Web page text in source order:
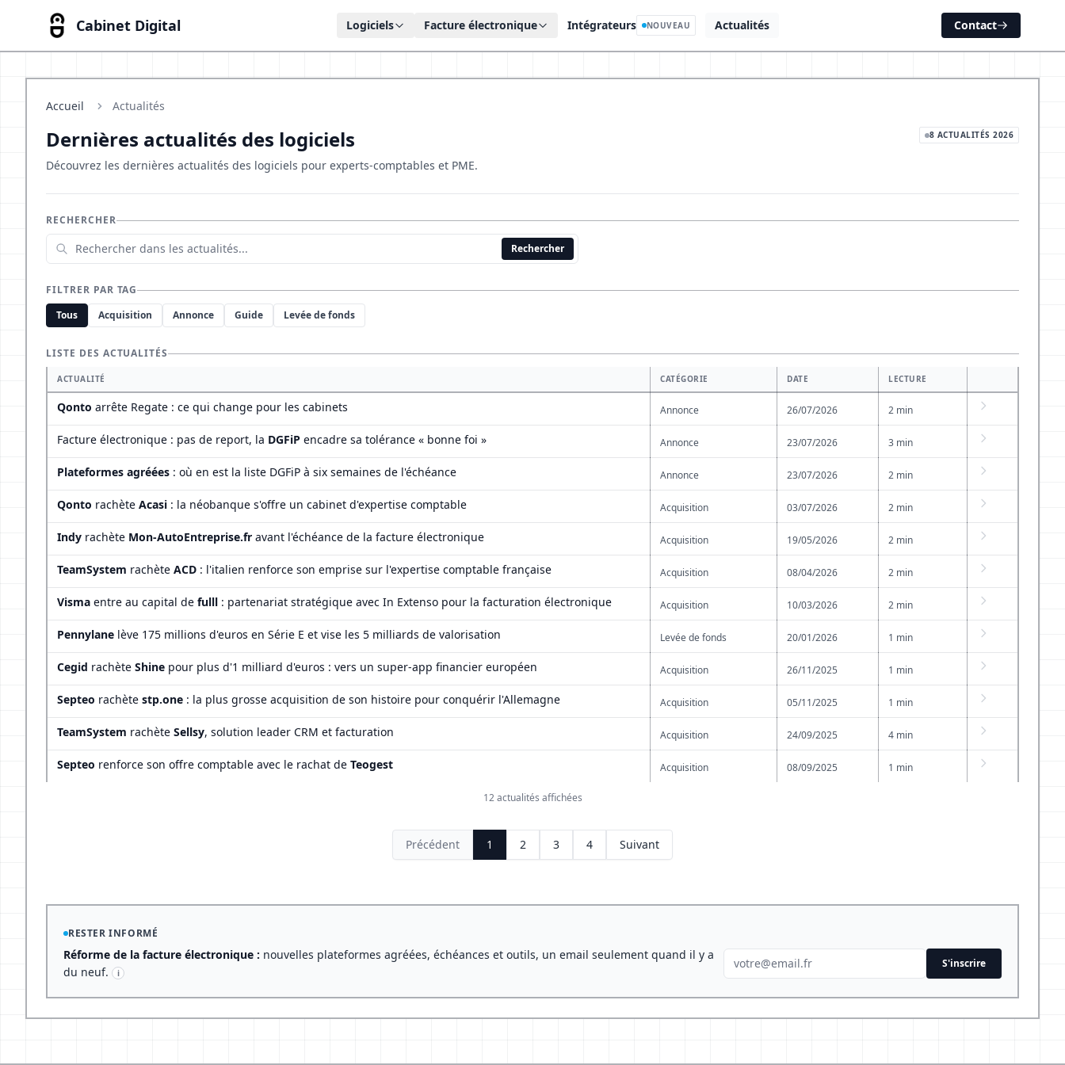
Cabinet Digital Logiciels Facture électronique Intégrateurs NOUVEAU Actualités Contact
Accueil Actualités
Dernières actualités des logiciels
Découvrez les dernières actualités des logiciels pour experts-comptables et PME.
8 ACTUALITÉS 2026
RECHERCHER
Rechercher
FILTRER PAR TAG
Tous
Acquisition Annonce Guide Levée de fonds
LISTE DES ACTUALITÉS
ACTUALITÉ CATÉGORIE DATE LECTURE
Qonto arrête Regate : ce qui change pour les cabinets Annonce 26/07/2026 2 min
Facture électronique : pas de report, la DGFiP encadre sa tolérance « bonne foi » Annonce 23/07/2026 3 min
Plateformes agréées : où en est la liste DGFiP à six semaines de l'échéance Annonce 23/07/2026 2 min
Qonto rachète Acasi : la néobanque s'offre un cabinet d'expertise comptable Acquisition 03/07/2026 2 min
Indy rachète Mon-AutoEntreprise.fr avant l'échéance de la facture électronique Acquisition 19/05/2026 2 min
TeamSystem rachète ACD : l'italien renforce son emprise sur l'expertise comptable française Acquisition 08/04/2026 2 min
Visma entre au capital de fulll : partenariat stratégique avec In Extenso pour la facturation électronique Acquisition 10/03/2026 2 min
Pennylane lève 175 millions d'euros en Série E et vise les 5 milliards de valorisation Levée de fonds 20/01/2026 1 min
Cegid rachète Shine pour plus d'1 milliard d'euros : vers un super-app financier européen Acquisition 26/11/2025 1 min
Septeo rachète stp.one : la plus grosse acquisition de son histoire pour conquérir l'Allemagne Acquisition 05/11/2025 1 min
TeamSystem rachète Sellsy, solution leader CRM et facturation Acquisition 24/09/2025 4 min
Septeo renforce son offre comptable avec le rachat de Teogest Acquisition 08/09/2025 1 min
12 actualités affichées
Précédent 1 2 3 4 Suivant
RESTER INFORMÉ
Réforme de la facture électronique : nouvelles plateformes agréées, échéances et outils, un email seulement quand il y a
du neuf.
i
S'inscrire